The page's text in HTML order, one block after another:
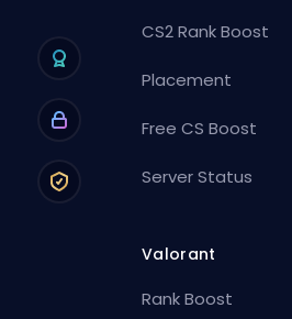
CS2 Rank Boost
Placement
Free CS Boost
Server Status
Valorant
Rank Boost